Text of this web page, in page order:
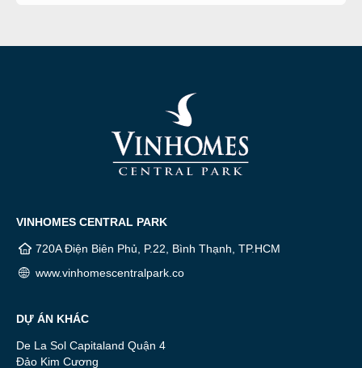
VINHOMES CENTRAL PARK
720A Điện Biên Phủ, P.22, Bình Thạnh, TP.HCM
www.vinhomescentralpark.co
DỰ ÁN KHÁC
De La Sol Capitaland Quận 4
Đảo Kim Cương